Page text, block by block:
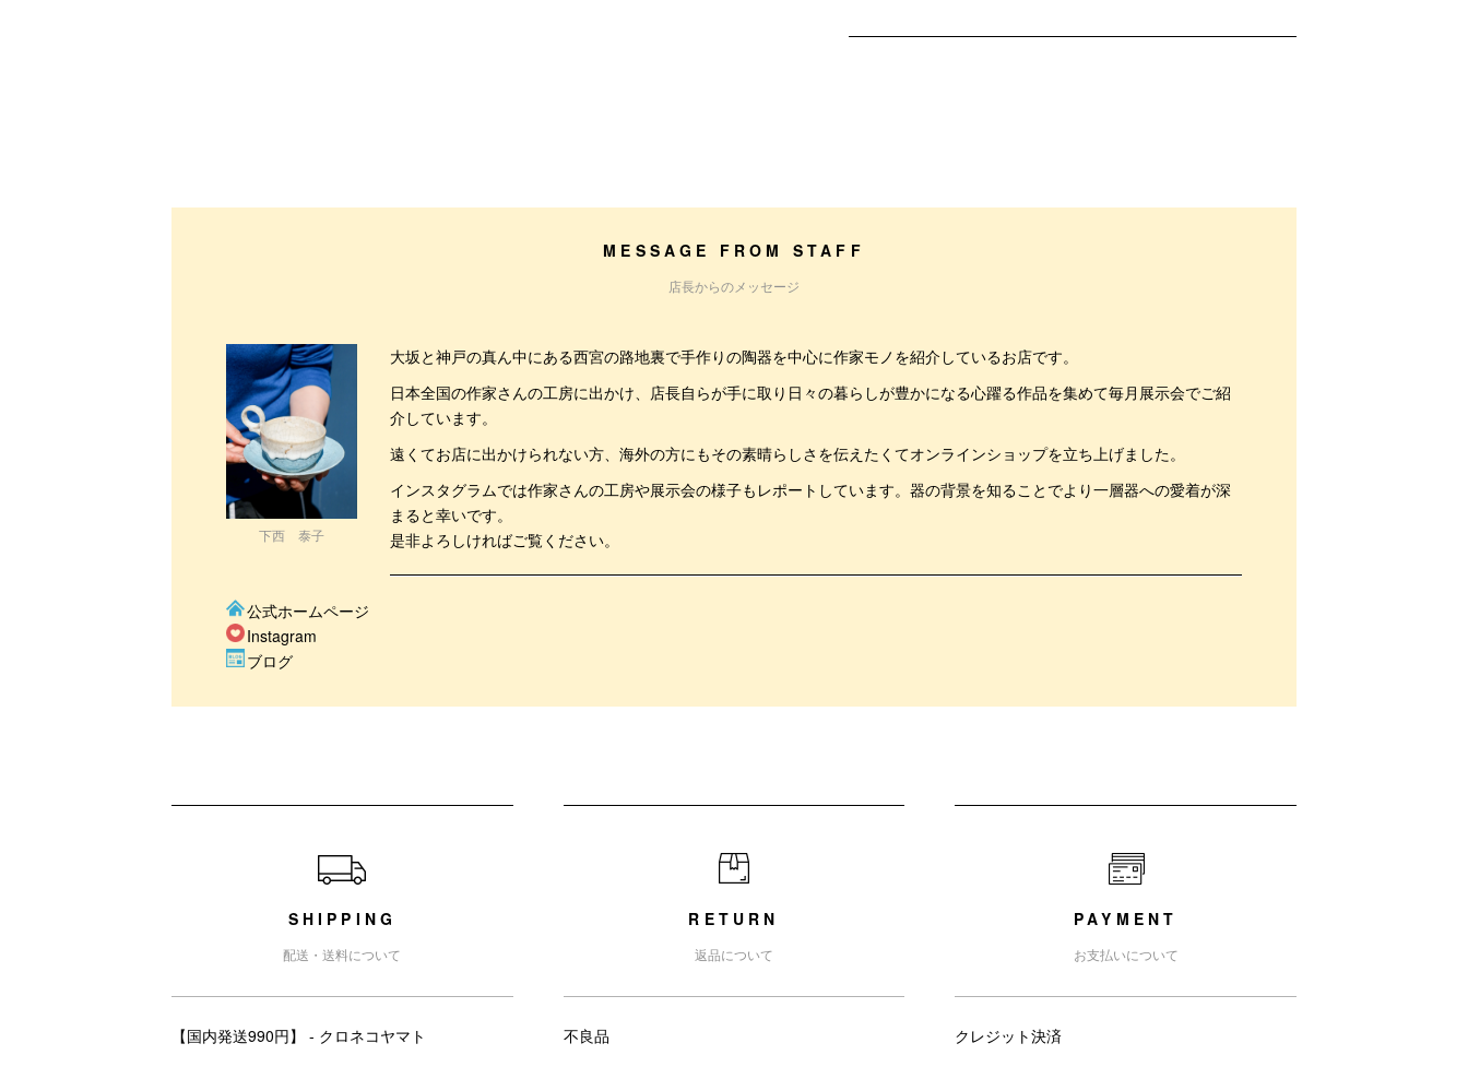
MESSAGE FROM STAFF
店長からのメッセージ
下西 泰子
大坂と神戸の真ん中にある西宮の路地裏で手作りの陶器を中心に作家モノを紹介しているお店です。
日本全国の作家さんの工房に出かけ、店長自らが手に取り日々の暮らしが豊かになる心躍る作品を集めて毎月展示会でご紹
介しています。
遠くてお店に出かけられない方、海外の方にもその素晴らしさを伝えたくてオンラインショップを立ち上げました。
インスタグラムでは作家さんの工房や展示会の様子もレポートしています。器の背景を知ることでより一層器への愛着が深
まると幸いです。
是非よろしければご覧ください。
公式ホームページ
Instagram
ブログ
SHIPPING
配送・送料について
【国内発送990円】 - クロネコヤマト
RETURN
返品について
不良品
PAYMENT
お支払いについて
クレジット決済